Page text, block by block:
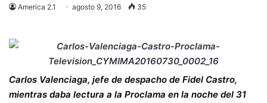
America 2.1 agosto 9, 2016 35
Carlos Valenciaga, jefe de despacho de Fidel Castro,
mientras daba lectura a la Proclama en la noche del 31